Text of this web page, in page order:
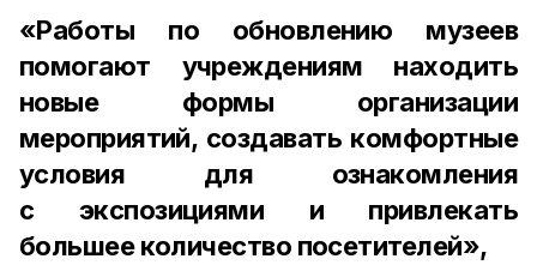
«Работы по обновлению музеев
помогают учреждениям находить
новые формы организации
мероприятий, создавать комфортные
условия для ознакомления
с экспозициями и привлекать
большее количество посетителей»,